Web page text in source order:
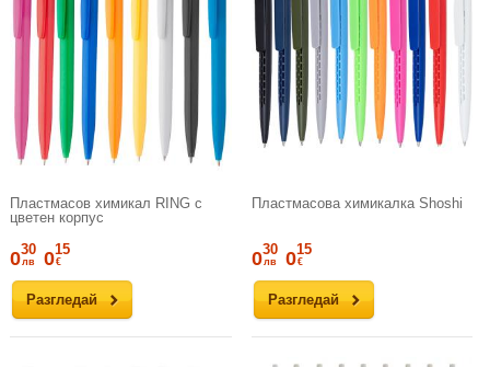
Пластмасов химикал RING с
цветен корпус
Разгледай
030
лв 015
€
Пластмасова химикалка Shoshi
Разгледай
030
лв 015
€